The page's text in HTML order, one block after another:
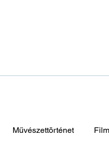
Művészettörténet